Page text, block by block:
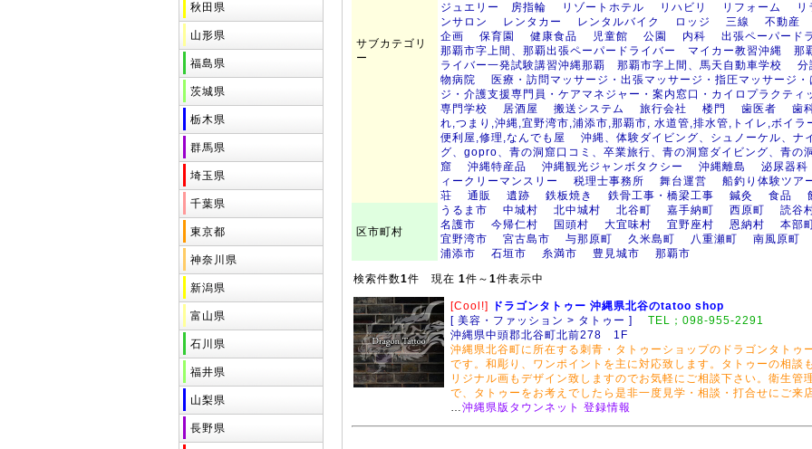
秋田県
山形県
福島県
茨城県
栃木県
群馬県
埼玉県
千葉県
東京都
神奈川県
新潟県
富山県
石川県
福井県
山梨県
長野県
サブカテゴリ
ー
ジュエリー 房指輪
リゾートホテル リハビリ リフォーム リ
ンサロン
レンタカー レンタルバイク ロッジ 三線 不動産
企画
保育園 健康食品 児童館 公園 内科
出張ペーパー
那覇市字上間、那覇出張ペーパードライバー マイカー教習沖縄 那
ライバー一発試験講習沖縄那覇 那覇市字上間、馬天自動車学校
分
物病院
医療・訪問マッサージ・出張マッサージ・指圧マッサージ
ジ・介護支援専門員・ケアマネジャー・案内窓口・カイロプラクティ
専門学校
居酒屋 搬送システム 旅行会社 楼門 歯医者 歯
れ,つまり,沖縄,宜野湾市,浦添市,那覇市, 水道管,排水管,トイレ,ボイ
便利屋,修理,なんでも屋
沖縄、体験ダイビング、シュノーケル、ナ
グ、gopro、青の洞窟口コミ、卒業旅行、青の洞窟ダイビング、青の
窟
沖縄特産品 沖縄観光ジャンボタクシー 沖縄離島 泌尿器科
ィークリーマンスリー
税理士事務所 舞台運営 船釣り体験ツア
荘
通販 遺跡 鉄板焼き 鉄骨工事・橋梁工事 鍼灸 食品
区市町村
うるま市 中城村 北中城村 北谷町 嘉手納町 西原町 読谷
名護市
今帰仁村 国頭村 大宜味村 宜野座村 恩納村 本部
宜野湾市
宮古島市 与那原町 久米島町 八重瀬町 南風原町
浦添市
石垣市 糸満市 豊見城市
那覇市
検索件数1件 現在 1件～ 1件表示中
[Cool!]
ドラゴンタトゥー 沖縄県北谷のtatoo shop
[ 美容・ファッション > タトゥー ] TEL；098-955-2291
沖縄県中頭郡北谷町北前278 1F
沖縄県北谷町に所在する刺青・タトゥーショップのドラゴンタト
です。和彫り、ワンポイントを主に対応致します。タトゥーの相談
リジナル画もデザイン致しますのでお気軽にご相談下さい。衛生管
で、タトゥーをお考えでしたら是非一度見学・相談・打合せにご来
…沖縄県版タウンネット 登録情報